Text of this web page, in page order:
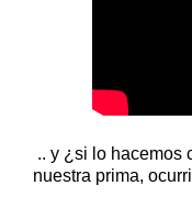
.. y ¿si lo hacemos
nuestra prima,